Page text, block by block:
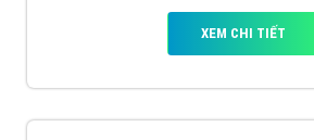
XEM CHI TIẾT